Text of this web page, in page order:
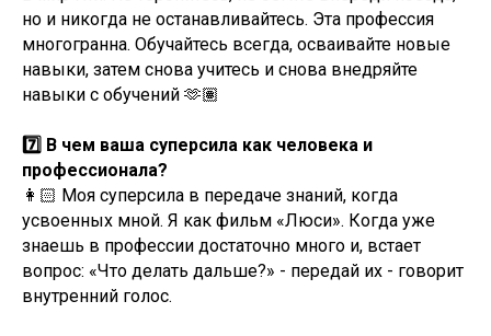
но и никогда не останавливайтесь. Эта профессия
многогранна. Обучайтесь всегда, осваивайте новые
навыки, затем снова учитесь и снова внедряйте
навыки с обучений 🫶🏽
7️⃣ В чем ваша суперсила как человека и
профессионала?
👩🏻 Моя суперсила в передаче знаний, когда
усвоенных мной. Я как фильм «Люси». Когда уже
знаешь в профессии достаточно много и, встает
вопрос: «Что делать дальше?» - передай их - говорит
внутренний голос.